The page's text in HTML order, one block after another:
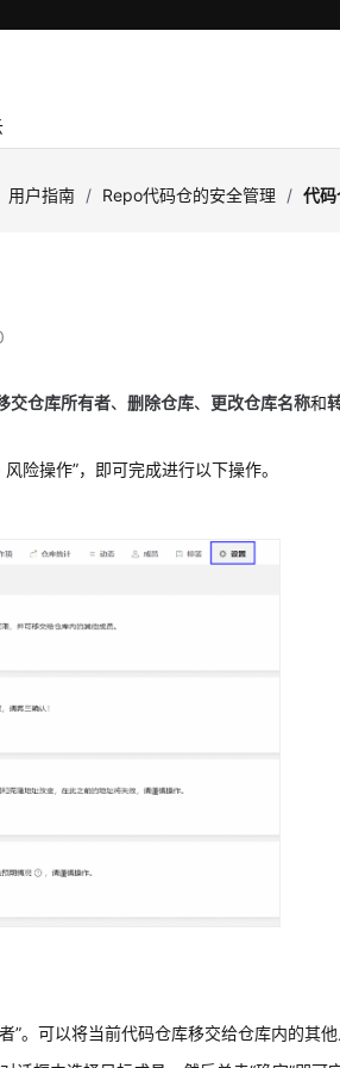
用户指南 / Repo代码仓的安全管理 / 代
交仓库所有者、删除仓库、 更改仓库名称和
风险操作”，即可完成进行以下操作。
”。可以将当前代码仓库移交给仓库内的其